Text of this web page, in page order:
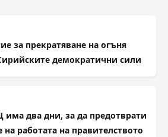
за прекратяване на огъня
демократични сили
има два дни, за да предотврати
на работата на правителството